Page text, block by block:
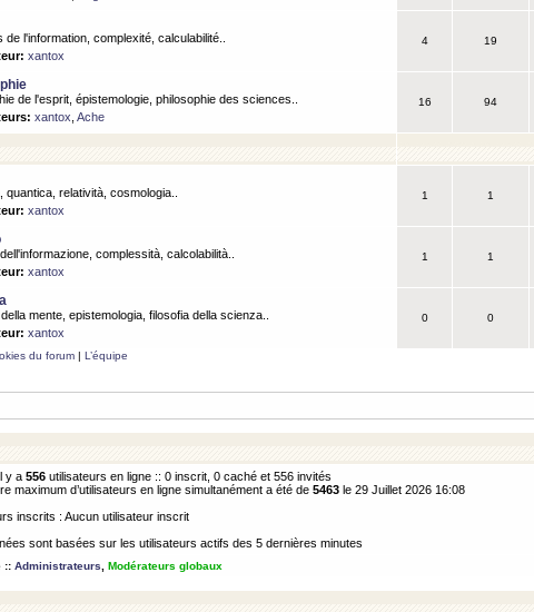
de l'information, complexité, calculabilité..
xantox
4 19
de l'esprit, épistemologie, philosophie des sciences..
xantox Ache
16 94
quantica, relatività, cosmologia..
xantox
1 1
complessità, calcolabilità..
xantox
1 1
mente, epistemologia, filosofia della scienza..
xantox
0 0
du forum | L’équipe
y a 556 utilisateurs en ligne :: 0 inscrit, 0 caché et 556 invités
maximum d’utilisateurs en ligne simultanément a été de 5463 le 29 Juillet 2026 16:08
inscrits : Aucun utilisateur inscrit
sont basées sur les utilisateurs actifs des 5 dernières minutes
:: Administrateurs Modérateurs globaux